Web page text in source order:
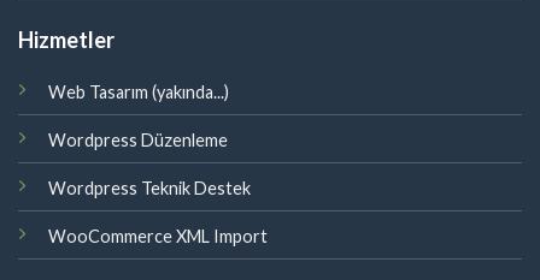
Hizmetler
Web Tasarım (yakında...)
Wordpress Düzenleme
Wordpress Teknik Destek
WooCommerce XML Import